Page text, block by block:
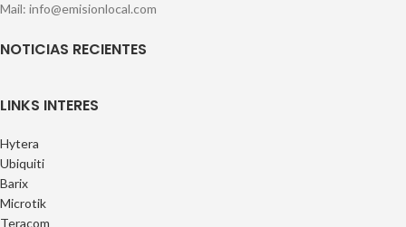
Mail: info@emisionlocal.com
NOTICIAS RECIENTES
LINKS INTERES
Hytera
Ubiquiti
Barix
Microtik
Teracom